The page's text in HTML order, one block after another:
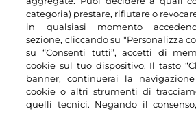
categoria) prestare, rifiutare o
in qualsiasi momento
sezione, cliccando su "Personalizza
su “Consenti tutti”, accetti di
cookie sul tuo dispositivo. Il tasto
banner, continuerai la
cookie o altri strumenti di
quelli tecnici. Negando il